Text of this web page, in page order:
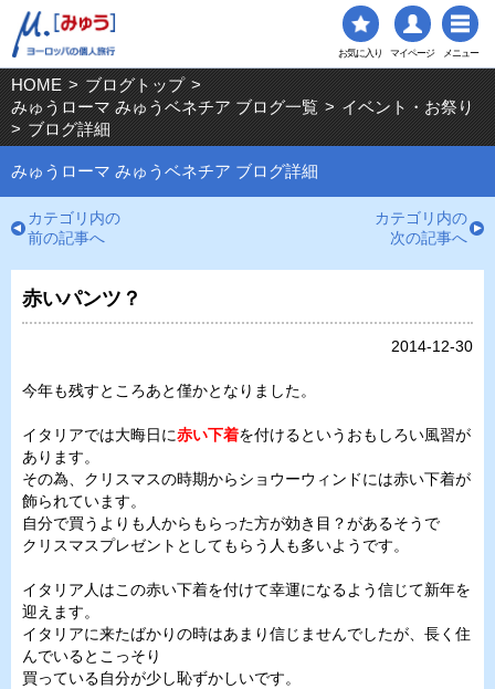
お気に入り マイページ メニュー
HOME > ブログトップ >
みゅうローマ みゅうベネチア ブログ一覧 > イベント・お祭り
> ブログ詳細
みゅうローマ みゅうベネチア ブログ詳細
カテゴリ内の
前の記事へ
カテゴリ内の
次の記事へ
赤いパンツ？
2014-12-30
今年も残すところあと僅かとなりました。
イタリアでは大晦日に赤い下着を付けるというおもしろい風習が
あります。
その為、クリスマスの時期からショウーウィンドには赤い下着が
飾られています。
自分で買うよりも人からもらった方が効き目？があるそうで
クリスマスプレゼントとしてもらう人も多いようです。
イタリア人はこの赤い下着を付けて幸運になるよう信じて新年を
迎えます。
イタリアに来たばかりの時はあまり信じませんでしたが、長く住
んでいるとこっそり
買っている自分が少し恥ずかしいです。